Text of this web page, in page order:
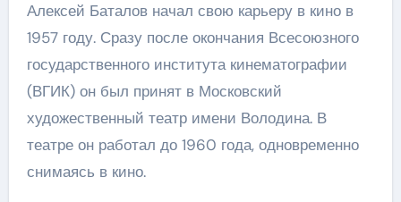
Алексей Баталов начал свою карьеру в кино в
1957 году. Сразу после окончания Всесоюзного
государственного института кинематографии
(ВГИК) он был принят в Московский
художественный театр имени Володина. В
театре он работал до 1960 года, одновременно
снимаясь в кино.